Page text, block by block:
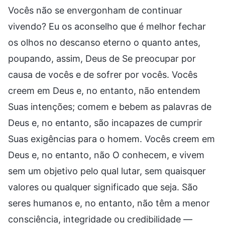
Vocês não se envergonham de continuar
vivendo? Eu os aconselho que é melhor fechar
os olhos no descanso eterno o quanto antes,
poupando, assim, Deus de Se preocupar por
causa de vocês e de sofrer por vocês. Vocês
creem em Deus e, no entanto, não entendem
Suas intenções; comem e bebem as palavras de
Deus e, no entanto, são incapazes de cumprir
Suas exigências para o homem. Vocês creem em
Deus e, no entanto, não O conhecem, e vivem
sem um objetivo pelo qual lutar, sem quaisquer
valores ou qualquer significado que seja. São
seres humanos e, no entanto, não têm a menor
consciência, integridade ou credibilidade —